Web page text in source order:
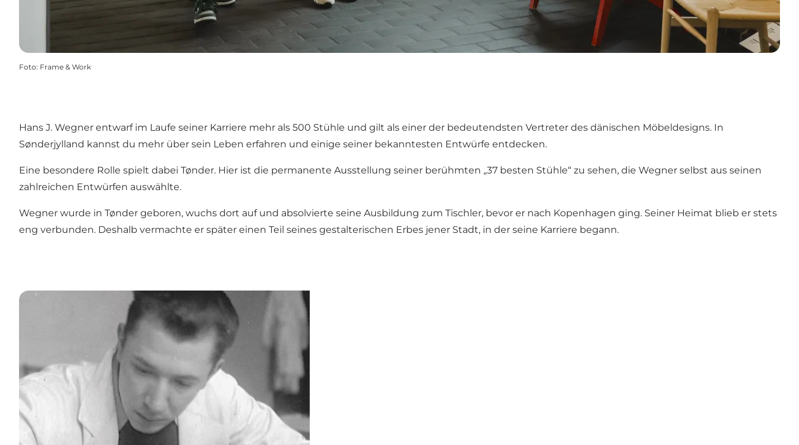
Foto: Frame & Work
Hans J. Wegner entwarf im Laufe seiner Karriere mehr als 500 Stühle und gilt als einer der bedeutendsten Vertreter des dänischen Möbeldesigns. In
Sønderjylland kannst du mehr über sein Leben erfahren und einige seiner bekanntesten Entwürfe entdecken.
Eine besondere Rolle spielt dabei Tønder. Hier ist die permanente Ausstellung seiner berühmten „37 besten Stühle“ zu sehen, die Wegner selbst aus seinen
zahlreichen Entwürfen auswählte.
Wegner wurde in Tønder geboren, wuchs dort auf und absolvierte seine Ausbildung zum Tischler, bevor er nach Kopenhagen ging. Seiner Heimat blieb er stets
eng verbunden. Deshalb vermachte er später einen Teil seines gestalterischen Erbes jener Stadt, in der seine Karriere begann.